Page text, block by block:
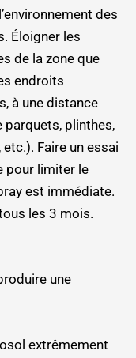
des
Éloigner les
de la zone que
endroits
à une distance
parquets, plinthes,
Faire un essai
pour limiter le
est immédiate.
les 3 mois.
une
extrêmement